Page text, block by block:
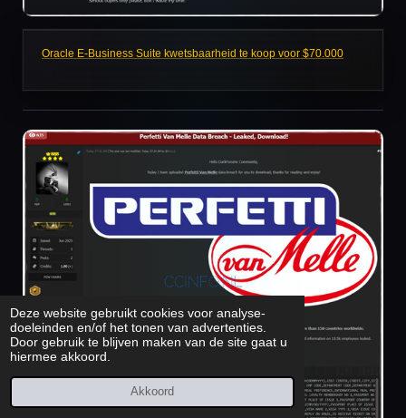
Deze website gebruikt cookies voor analyse-
doeleinden en/of het tonen van advertenties.
Door gebruik te blijven maken van de site gaat u
hiermee akkoord.
Akkoord
Oracle E-Business Suite kwetsbaarheid te koop voor $70.000